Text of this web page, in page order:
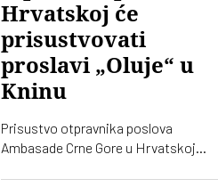
Hrvatskoj će
prisustvovati
proslavi „Oluje“ u
Kninu
Prisustvo otpravnika poslova
Ambasade Crne Gore u Hrvatskoj